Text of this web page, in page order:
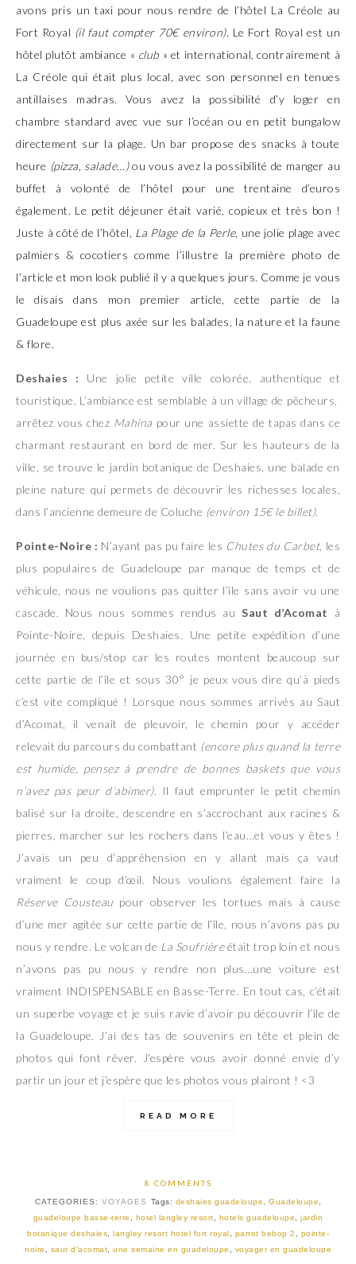
avons pris un taxi pour nous rendre de l’hôtel La Créole au
Fort Royal (il faut compter 70€ environ). Le Fort Royal est un
hôtel plutôt ambiance « club » et international, contrairement à
La Créole qui était plus local, avec son personnel en tenues
antillaises madras. Vous avez la possibilité d’y loger en
chambre standard avec vue sur l’océan ou en petit bungalow
directement sur la plage. Un bar propose des snacks à toute
heure (pizza, salade…)ou vous avez la possibilité de manger au
buffet à volonté de l’hôtel pour une trentaine d’euros
également. Le petit déjeuner était varié, copieux et très bon !
Juste à côté de l’hôtel, La Plage de la Perle, une jolie plage avec
palmiers & cocotiers comme l’illustre la première photo de
l’article et mon look publié il y a quelques jours. Comme je vous
le disais dans mon premier article, cette partie de la
Guadeloupe est plus axée sur les balades, la nature et la faune
& flore.
Deshaies : Une jolie petite ville colorée, authentique et
touristique. L’ambiance est semblable à un village de pêcheurs,
arrêtez vous chez Mahina pour une assiette de tapas dans ce
charmant restaurant en bord de mer. Sur les hauteurs de la
ville, se trouve le jardin botanique de Deshaies, une balade en
pleine nature qui permets de découvrir les richesses locales,
dans l’ancienne demeure de Coluche (environ 15€ le billet).
Pointe-Noire : N’ayant pas pu faire les Chutes du Carbet, les
plus populaires de Guadeloupe par manque de temps et de
véhicule, nous ne voulions pas quitter l’île sans avoir vu une
cascade. Nous nous sommes rendus auSaut d’Acomat
à
Pointe-Noire, depuis Deshaies. Une petite expédition d’une
journée en bus/stop car les routes montent beaucoup sur
cette partie de l’île et sous 30° je peux vous dire qu’à pieds
c’est vite compliqué ! Lorsque nous sommes arrivés au Saut
d’Acomat, il venait de pleuvoir, le chemin pour y accéder
relevait du parcours du combattant (encore plus quand la terre
est humide, pensez à prendre de bonnes baskets que vous
n’avez pas peur d’abimer). Il faut emprunter le petit chemin
balisé sur la droite, descendre en s’accrochant aux racines &
pierres, marcher sur les rochers dans l’eau…et vous y êtes !
J’avais un peu d’appréhension en y allant mais ça vaut
vraiment le coup d’œil. Nous voulions également faire la
Réserve Cousteau pour observer les tortues mais à cause
d’une mer agitée sur cette partie de l’île, nous n’avons pas pu
nous y rendre. Le volcan de La Soufrièreétait trop loin et nous
n’avons pas pu nous y rendre non plus…une voiture est
vraiment INDISPENSABLE en Basse-Terre. En tout cas, c’était
un superbe voyage et je suis ravie d’avoir pu découvrir l’île de
la Guadeloupe. J’ai des tas de souvenirs en tête et plein de
photos qui font rêver. J’espère vous avoir donné envie d’y
partir un jour et j’espère que les photos vous plairont ! <3
READ MORE
8 COMMENTS
CATEGORIES: VOYAGES Tags: deshaies guadeloupe, Guadeloupe,
guadeloupe basse-terre , hotel langley resort, hotels guadeloupe,jardin
botanique deshaies, langley resort hotel fort royal , parrot bebop 2 , pointe-
noire , saut d'acomat, une semaine en guadeloupe , voyager en guadeloupe